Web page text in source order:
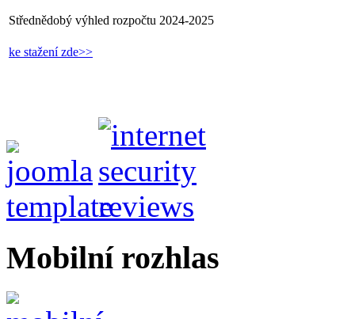
Střednědobý výhled rozpočtu 2024-2025
ke stažení zde>>
Mobilní rozhlas